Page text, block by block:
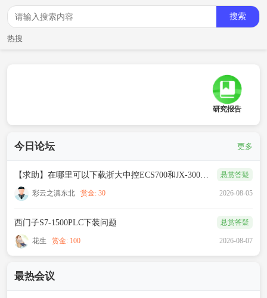
搜索
热搜
研究报告
今日论坛 更多
【求助】在哪里可以下载浙大中控ECS700和JX-300XP编程软件？ 悬赏答疑
彩云之滇东北 赏金: 30 2026-08-05
西门子S7-1500PLC下装问题 悬赏答疑
花生 赏金: 100 2026-08-07
最热会议